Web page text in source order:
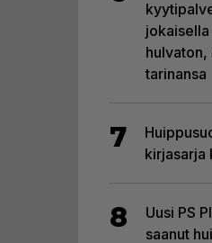
tarinansa
7
kirjasarja
8
Uusi PS
saanut